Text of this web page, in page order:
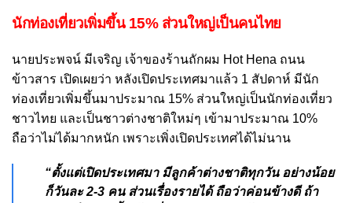
นักท่องเที่ยวเพิ่มขึ้น 15% ส่วนใหญ่เป็นคนไทย
นายประพจน์ มีเจริญ เจ้าของร้านถักผม Hot Hena ถนน
ข้าวสาร เปิดเผยว่า หลังเปิดประเทศมาแล้ว 1 สัปดาห์ มีนัก
ท่องเที่ยวเพิ่มขึ้นมาประมาณ 15% ส่วนใหญ่เป็นนักท่องเที่ยว
ชาวไทย และเป็นชาวต่างชาติใหม่ๆ เข้ามาประมาณ 10%
ถือว่าไม่ได้มากหนัก เพราะเพิ่งเปิดประเทศได้ไม่นาน
“ตั้งแต่เปิดประเทศมา มีลูกค้าต่างชาติทุกวัน อย่างน้อย
ก็วันละ 2-3 คน ส่วนเรื่องรายได้ ถือว่าค่อนข้างดี ถ้า